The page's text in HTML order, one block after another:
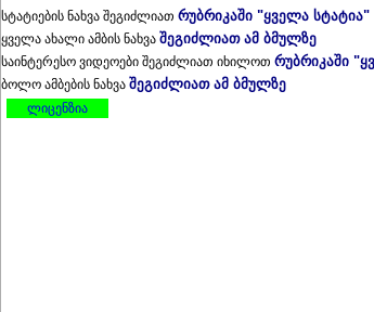
სტატიების ნახვა შეგიძლიათ რუბრიკაში "ყველა სტატია"
ყველა ახალი ამბის ნახვა შეგიძლიათ ამ ბმულზე
საინტერესო ვიდეოები შეგიძლიათ იხილოთ რუბრიკაში
ბოლო ამბების ნახვა შეგიძლიათ ამ ბმულზე
ლიცენზია